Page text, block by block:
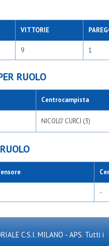
VITTORIE
9 1
RUOLO
Centrocampista
NICOLO' CURCI (3)
-
C.S.I. MILANO - APS. Tutti i